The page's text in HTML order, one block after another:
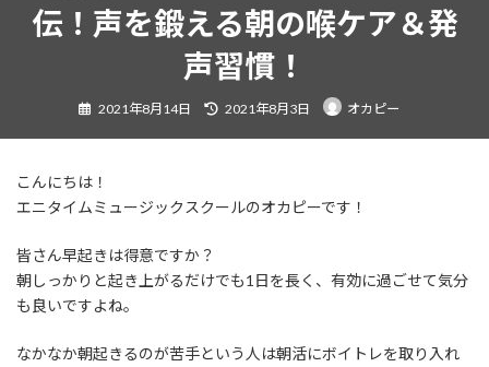
伝！声を鍛える朝の喉ケア＆発
声習慣！
2021年8月14日
終
新
2021年8月3日 オカピー
こんにちは！
エニタイムミュージックスクールのオカピーです！
皆さん早起きは得意ですか？
朝しっかりと起き上がるだけでも1日を長く、有効に過ごせて気分
も良いですよね。
なかなか朝起きるのが苦手という人は朝活にボイトレを取り入れ